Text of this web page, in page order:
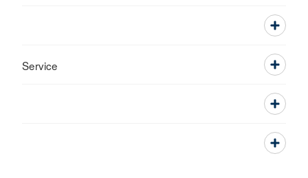
Service